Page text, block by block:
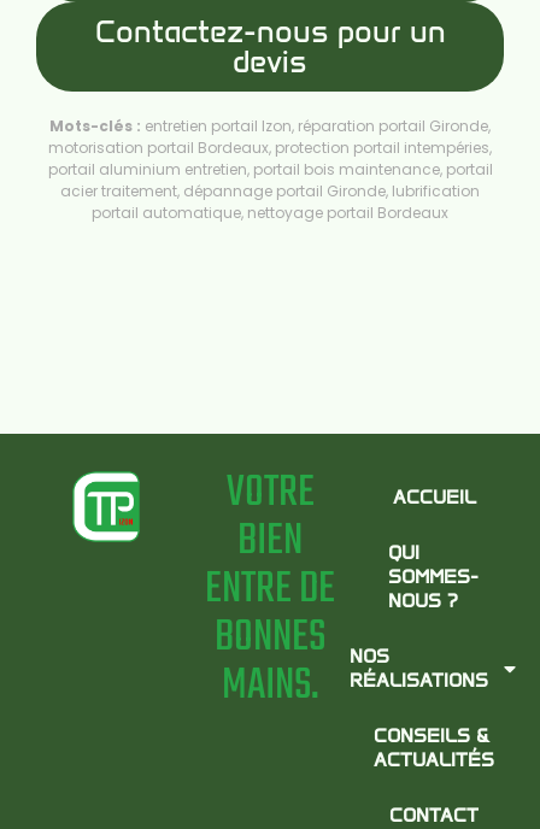
Contactez-nous pour un
devis
Mots-clés : entretien portail Izon, réparation portail Gironde,
motorisation portail Bordeaux, protection portail intempéries,
portail aluminium entretien, portail bois maintenance, portail
acier traitement, dépannage portail Gironde, lubrification
portail automatique, nettoyage portail Bordeaux
VOTRE
BIEN
ENTRE DE
BONNES
MAINS.
ACCUEIL
QUI
SOMMES-
NOUS ?
NOS
RÉALISATIONS
CONSEILS &
ACTUALITÉS
CONTACT